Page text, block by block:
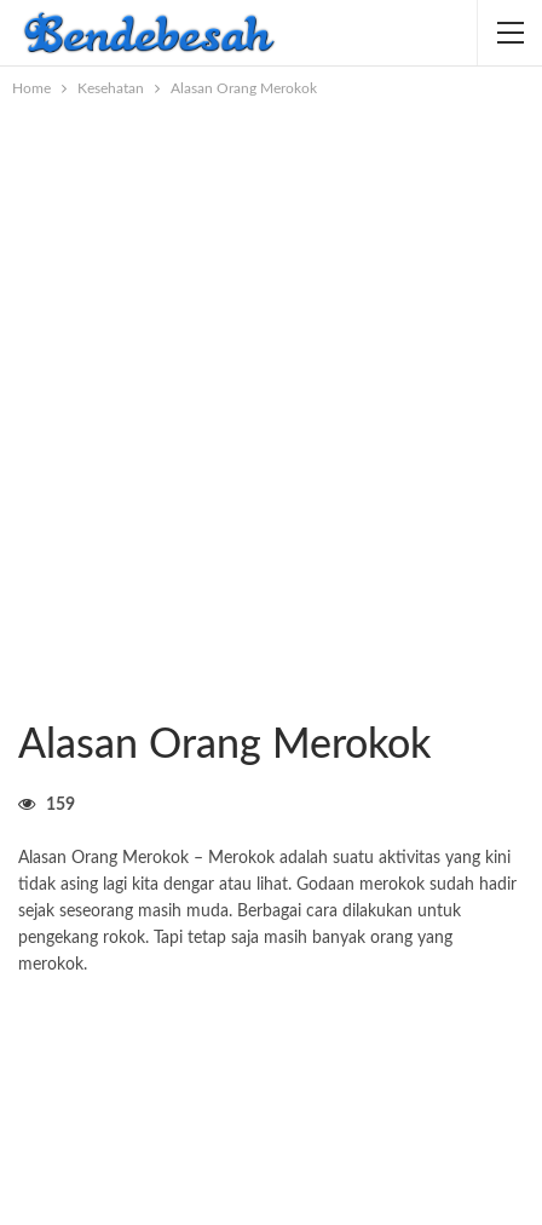
Home Kesehatan Alasan Orang Merokok
Alasan Orang Merokok
159
Alasan Orang Merokok – Merokok adalah suatu aktivitas yang kini
tidak asing lagi kita dengar atau lihat. Godaan merokok sudah hadir
sejak seseorang masih muda. Berbagai cara dilakukan untuk
pengekang rokok. Tapi tetap saja masih banyak orang yang
merokok.